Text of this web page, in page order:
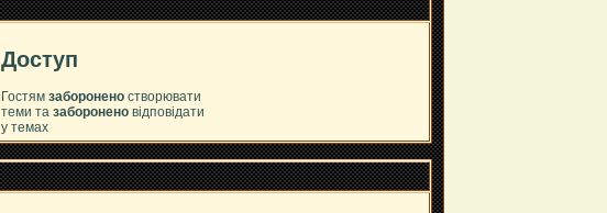
Доступ
Гостям забороненостворювати
теми та забороненовідповідати
у темах